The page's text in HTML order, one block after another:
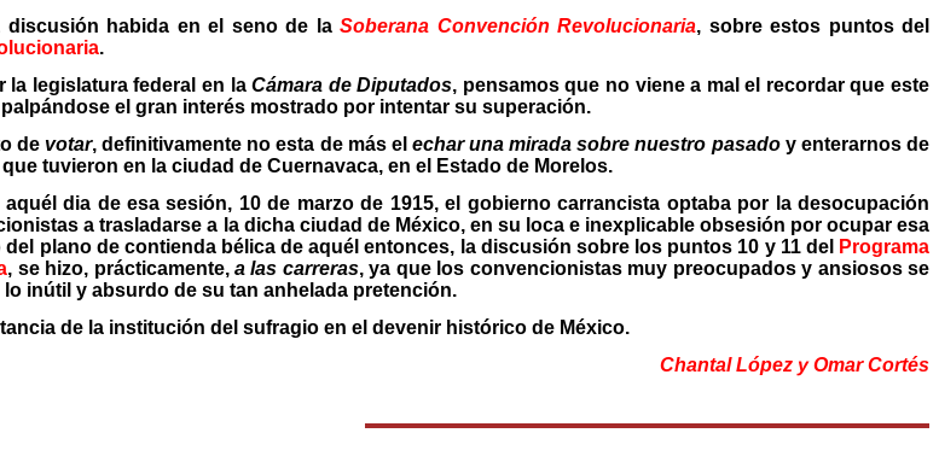
discusión habida en el seno de la Soberana Convención Revolucionaria, sobre estos puntos del
.
la legislatura federal en laCámara de Diputados, pensamos que no viene a mal el recordar que este
el gran interés mostrado por intentar su superación.
de votar, definitivamente no esta de más el echar una mirada sobre nuestro pasadoy enterarnos de
tuvieron en la ciudad de Cuernavaca, en el Estado de Morelos.
dia de esa sesión, 10 de marzo de 1915, el gobierno carrancista optaba por la desocupación
a trasladarse a la dicha ciudad de México, en su loca e inexplicable obsesión por ocupar esa
plano de contienda bélica de aquél entonces, la discusión sobre los puntos 10 y 11 del
Programa
, se hizo, prácticamente,a las carreras, ya que los convencionistas muy preocupados y ansiosos se
inútil y absurdo de su tan anhelada pretención.
de la institución del sufragio en el devenir histórico de México.
Chantal López y Omar Cortés